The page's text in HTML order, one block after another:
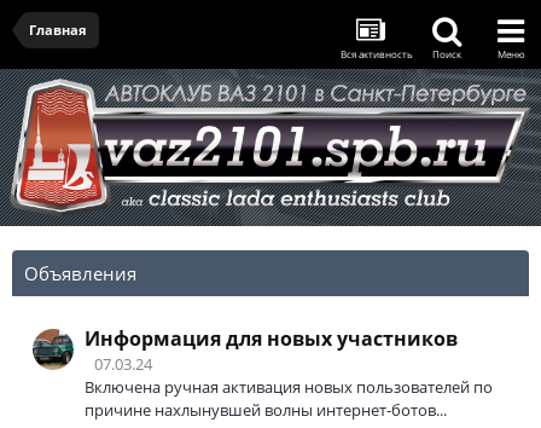
Главная
Вся активность Поиск Меню
Объявления
Информация для новых участников
07.03.24
Включена ручная активация новых пользователей по
причине нахлынувшей волны интернет-ботов...